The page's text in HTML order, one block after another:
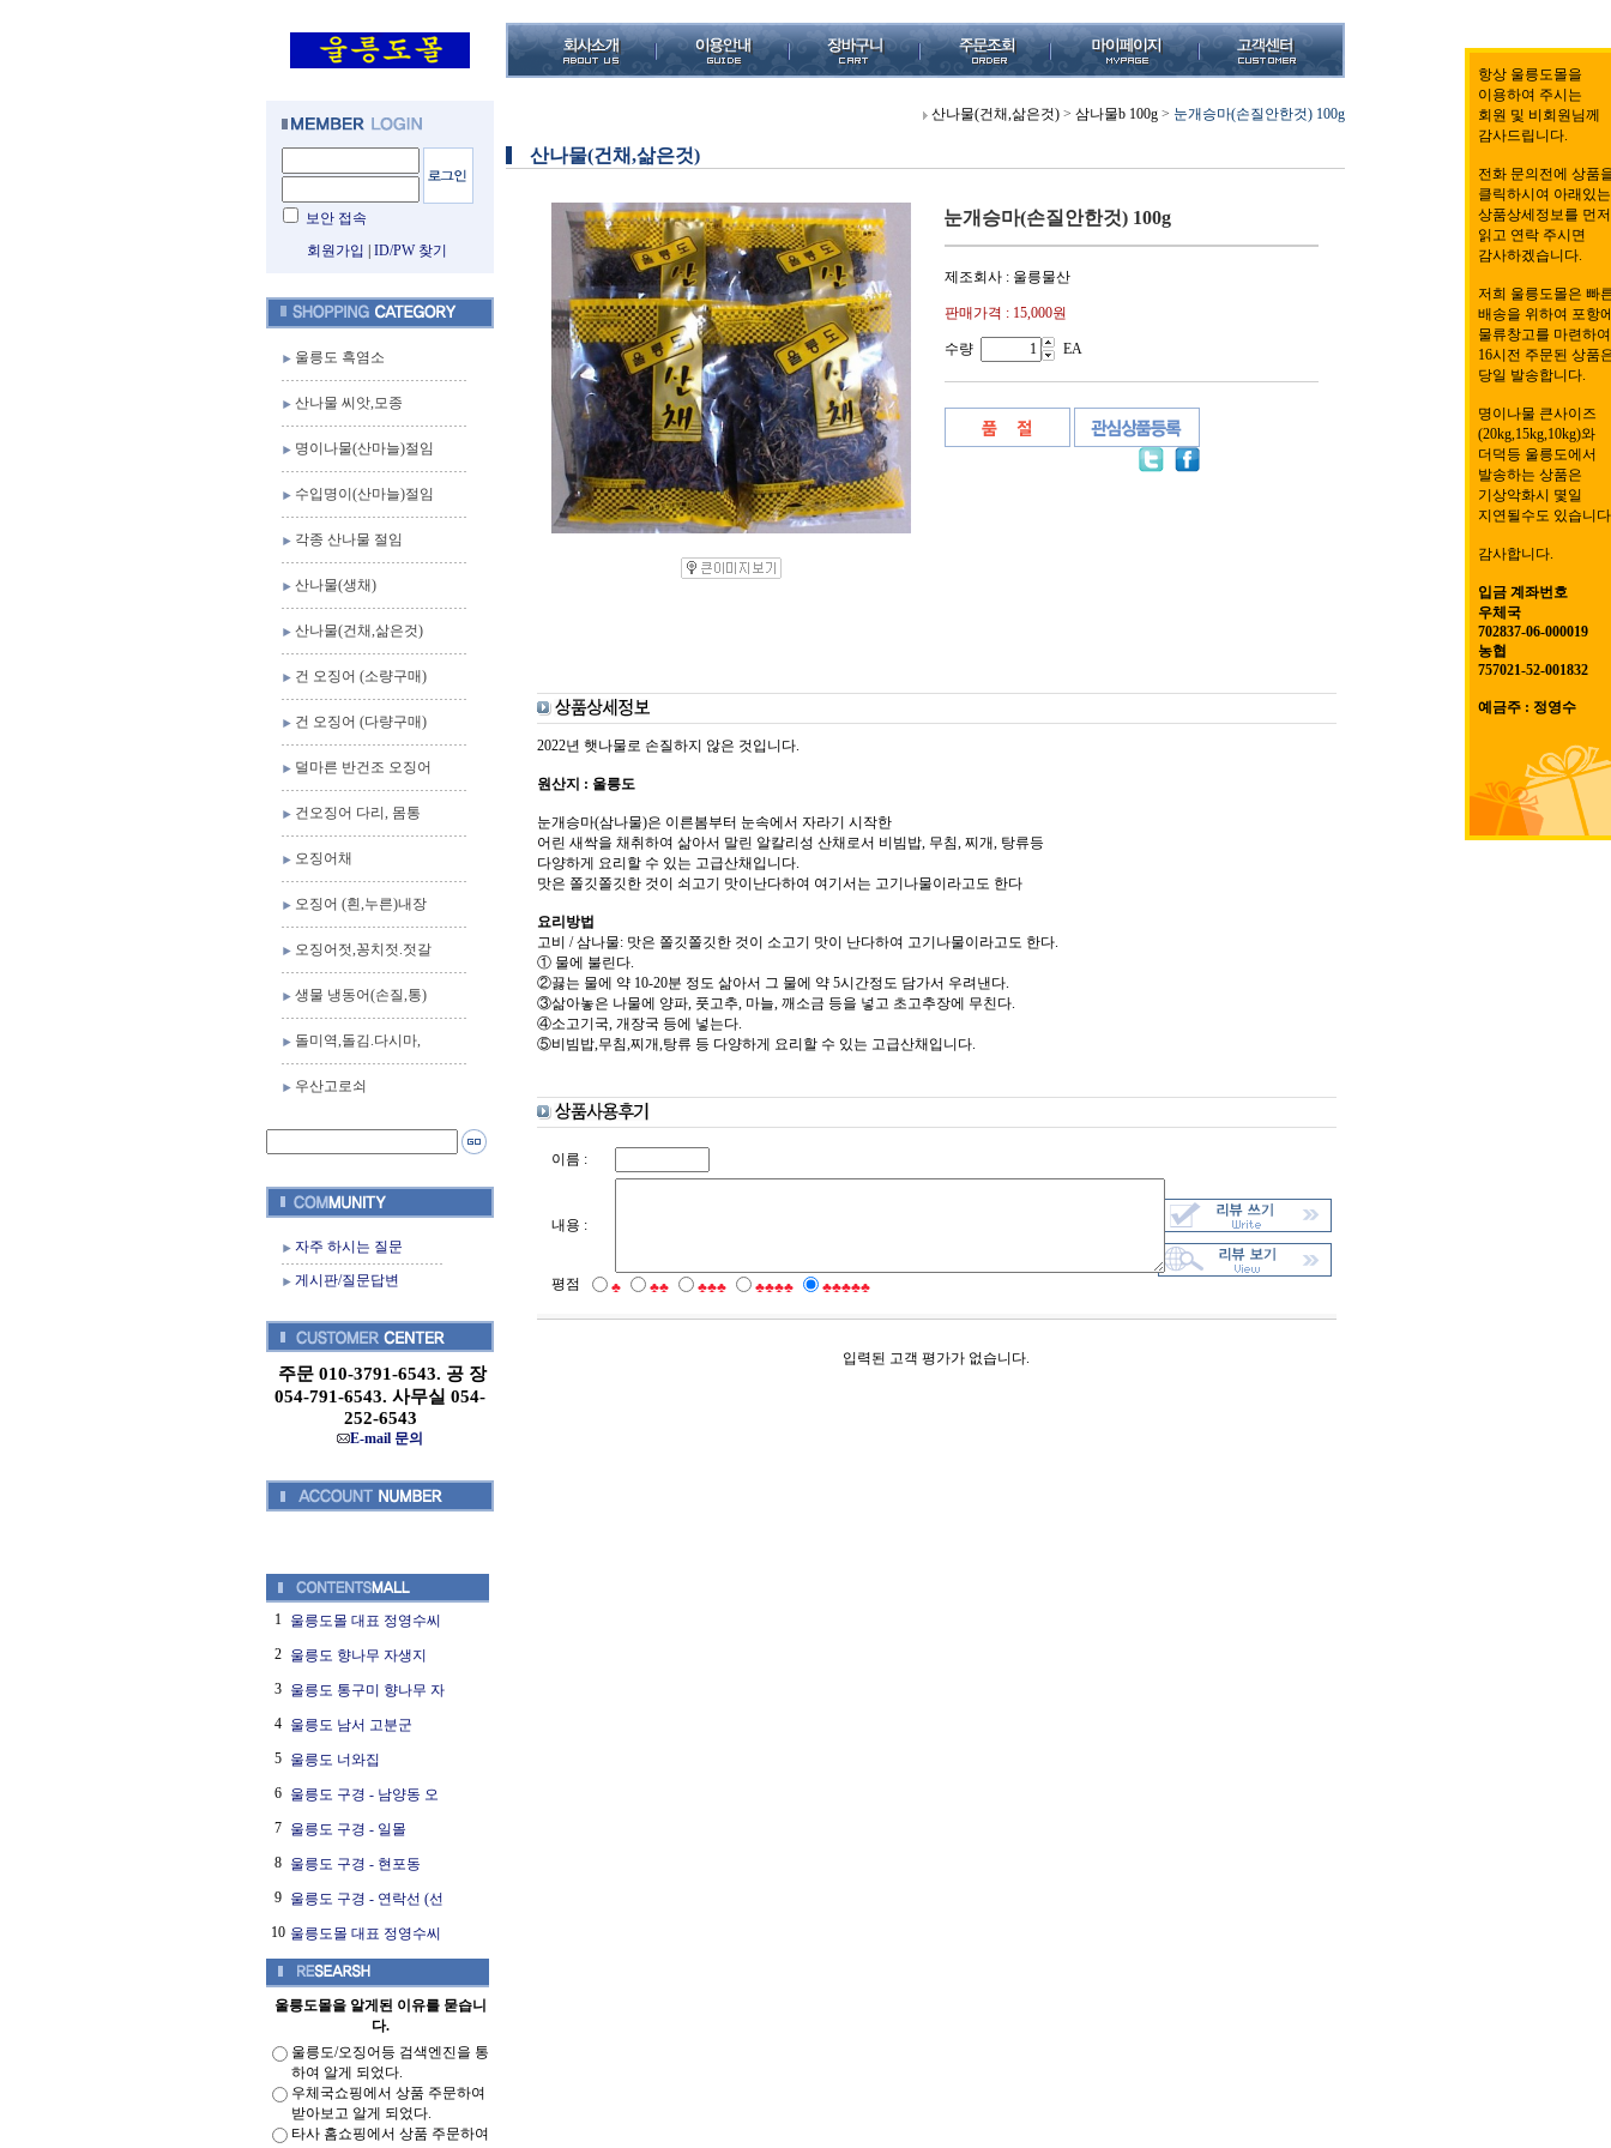
보안 접속
회원가입
ID/PW 찾기
울릉도 흑염소
산나물 씨앗,모종
명이나물(산마늘)절임
수입명이(산마늘)절임
각종 산나물 절임
산나물(생채)
산나물(건채,삶은것)
건 오징어 (소량구매)
건 오징어 (다량구매)
덜마른 반건조 오징어
건오징어 다리, 몸통
오징어채
오징어 (흰,누른)내장
오징어젓,꽁치젓.젓갈
생물 냉동어(손질,통)
돌미역,돌김.다시마,
우산고로쇠
자주 하시는 질문
게시판/질문답변
주문 010-3791-6543. 공 장
054-791-6543. 사무실 054-
252-6543
E-mail 문의
1 울릉도몰 대표 정영수씨
2 울릉도 향나무 자생지
3 울릉도 통구미 향나무 자
4 울릉도 남서 고분군
5 울릉도 너와집
6 울릉도 구경 - 남양동 오
7 울릉도 구경 - 일몰
8 울릉도 구경 - 현포동
9 울릉도 구경 - 연락선 (선
10 울릉도몰 대표 정영수씨
울릉도몰을 알게된 이유를 묻습니
다.
울릉도/오징어등 검색엔진을 통
하여 알게 되었다.
우체국쇼핑에서 상품 주문하여
받아보고 알게 되었다.
타사 홈쇼핑에서 상품 주문하여
산나물(건채,삶은것) > 삼나물b 100g > 눈개승마(손질안한것) 100g
산나물(건채,삶은것)
눈개승마(손질안한것) 100g
제조회사 : 울릉물산
판매가격 : 15,000원
수량 EA
2022년 햇나물로 손질하지 않은 것입니다.
원산지 : 울릉도
눈개승마(삼나물)은 이른봄부터 눈속에서 자라기 시작한
어린 새싹을 채취하여 삶아서 말린 알칼리성 산채로서 비빔밥, 무침, 찌개, 탕류등
다양하게 요리할 수 있는 고급산채입니다.
맛은 쫄깃쫄깃한 것이 쇠고기 맛이난다하여 여기서는 고기나물이라고도 한다
요리방법
고비 / 삼나물: 맛은 쫄깃쫄깃한 것이 소고기 맛이 난다하여 고기나물이라고도 한다.
① 물에 불린다.
②끓는 물에 약 10-20분 정도 삶아서 그 물에 약 5시간정도 담가서 우려낸다.
③삶아놓은 나물에 양파, 풋고추, 마늘, 깨소금 등을 넣고 초고추장에 무친다.
④소고기국, 개장국 등에 넣는다.
⑤비빔밥,무침,찌개,탕류 등 다양하게 요리할 수 있는 고급산채입니다.
이름 :
내용 :
평점 ♣ ♣♣ ♣♣♣ ♣♣♣♣ ♣♣♣♣♣
입력된 고객 평가가 없습니다.
항상 울릉도몰을
이용하여 주시는
회원 및 비회원님께
감사드립니다.
전화 문의전에 상품
클릭하시여 아래있는
상품상세정보를 먼저
읽고 연락 주시면
감사하겠습니다.
저희 울릉도몰은 빠
배송을 위하여 포항
물류창고를 마련하여
16시전 주문된 상품
당일 발송합니다.
명이나물 큰사이즈
(20kg,15kg,10kg)와
더덕등 울릉도에서
발송하는 상품은
기상악화시 몇일
지연될수도 있습니
감사합니다.
입금 계좌번호
우체국
702837-06-000019
농협
757021-52-001832
예금주 : 정영수